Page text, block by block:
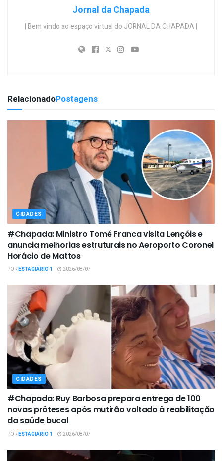
Jornal da Chapada
| Bem vindo ao espaço virtual do JORNAL DA CHAPADA |
RelacionadoPostagens
CIDADES
#Chapada: Ministro Tomé Franca visita Lençóis e
anuncia melhorias estruturais no Aeroporto Coronel
Horácio de Mattos
PORESTAGIÁRIO 1 2026/08/07
CIDADES
#Chapada: Ruy Barbosa prepara entrega de 100
novas próteses após mutirão voltado à reabilitação
da saúde bucal
PORESTAGIÁRIO 1 2026/08/07